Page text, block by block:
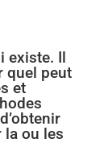
existe. Il
quel peut
et
la ou les